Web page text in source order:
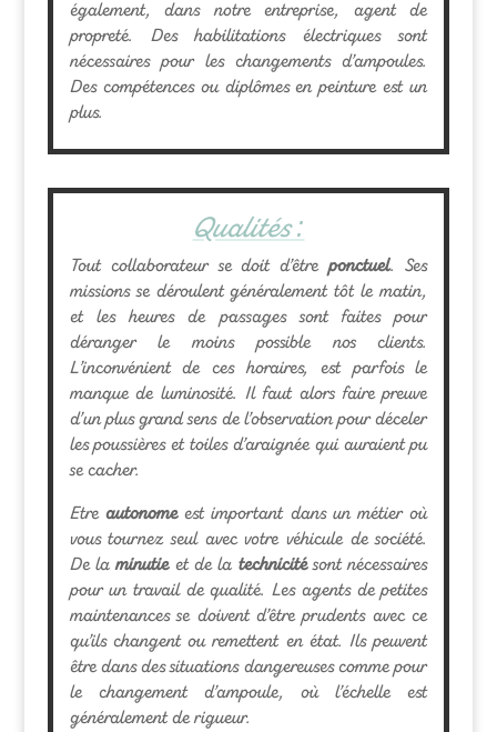
également, dans notre entreprise, agent de
propreté. Des habilitations électriques sont
nécessaires pour les changements d’ampoules.
Des compétences ou diplômes en peinture est un
plus.
Qualités :
Tout collaborateur se doit d’êtreponctuel. Ses
missions se déroulent généralement tôt le matin,
et les heures de passages sont faites pour
déranger le moins possible nos clients.
L’inconvénient de ces horaires, est parfois le
manque de luminosité. Il faut alors faire preuve
d’un plus grand sens de l’observation pour déceler
les poussières et toiles d’araignée qui auraient pu
se cacher.
Etreautonomeest important dans un métier où
vous tournez seul avec votre véhicule de société.
De laminutieet de la technicitésont nécessaires
pour un travail de qualité. Les agents de petites
maintenances se doivent d’être prudents avec ce
qu’ils changent ou remettent en état. Ils peuvent
être dans des situations dangereuses comme pour
le changement d’ampoule, où l’échelle est
généralement de rigueur.